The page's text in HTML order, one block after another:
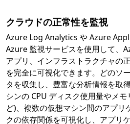
クラウドの正常性を監視
Azure Log Analytics や Azure
Azure 監視サービスを使用して、
アプリ、インフラストラクチャの
を完全に可視化できます。どのソ
タを収集し、豊富な分析情報を取
シンの CPU ディスク使用量やメ
ど)、複数の仮想マシン間のアプリ
クの依存関係を可視化し、アプリ